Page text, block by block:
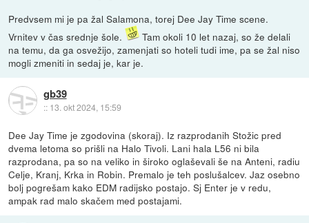
Predvsem mi je pa žal Salamona, torej Dee Jay Time scene.
Vrnitev v čas srednje šole.
Tam okoli 10 let nazaj, so že delali
na temu, da ga osvežijo, zamenjati so hoteli tudi ime, pa se žal niso
mogli zmeniti in sedaj je, kar je.
gb39
:: 13. okt 2024, 15:59
Dee Jay Time je zgodovina (skoraj). Iz razprodanih Stožic pred
dvema letoma so prišli na Halo Tivoli. Lani hala L56 ni bila
razprodana, pa so na veliko in široko oglaševali še na Anteni, radiu
Celje, Kranj, Krka in Robin. Premalo je teh poslušalcev. Jaz osebno
bolj pogrešam kako EDM radijsko postajo. Sj Enter je v redu,
ampak rad malo skačem med postajami.